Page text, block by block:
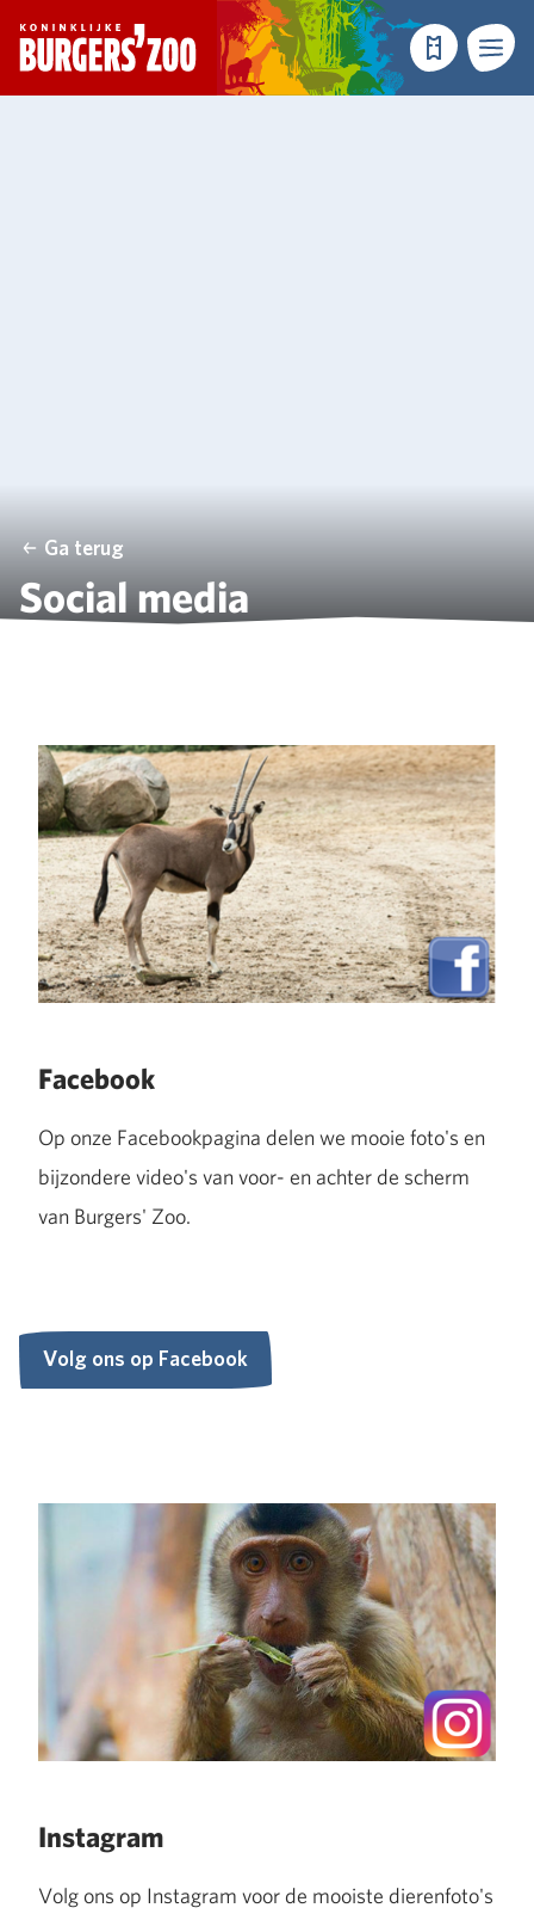
- Homepagina
TicketsMenu
Ga terug
Social media
Facebook
Op onze Facebookpagina delen we mooie foto's en
bijzondere video's van voor- en achter de scherm
van Burgers' Zoo.
Volg ons op Facebook
Instagram
Volg ons op Instagram voor de mooiste dierenfoto's